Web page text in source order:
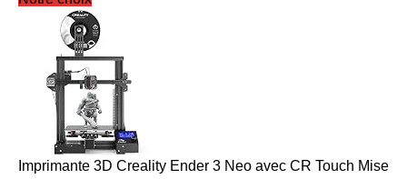
Imprimante 3D Creality Ender 3 Neo avec CR Touch Mise